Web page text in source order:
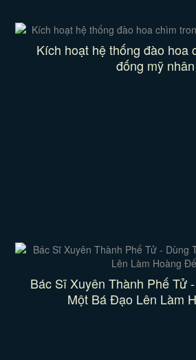
Kích hoạt hệ thống đào hoa
đống mỹ nhân
Bác Sĩ Xuyên Thành Phế Tử
Một Bá Đạo Lên Làm